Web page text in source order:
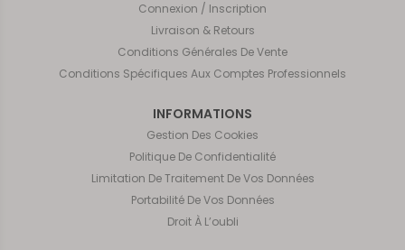
Connexion / Inscription
Livraison & Retours
Conditions Générales De Vente
Conditions Spécifiques Aux Comptes Professionnels
INFORMATIONS
Gestion Des Cookies
Politique De Confidentialité
Limitation De Traitement De Vos Données
Portabilité De Vos Données
Droit À L’oubli